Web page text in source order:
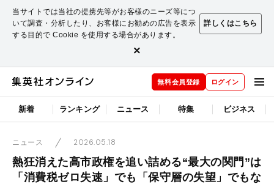
当サイトでは当社の提携先等がお客様のニーズ等につ
いて調査・分析したり、お客様にお勧めの広告を表示
する目的で Cookie を使用する場合があります。
詳しくはこちら
×
無料会員登録 ログイン
新着 ランキング ニュース 特集 ビジネス
ニュース 2026.05.18
熱狂消えた高市政権を追い詰める“最大の関門”は
「消費税ゼロ失速」でも「保守層の失望」でもな